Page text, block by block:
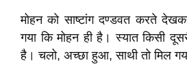
मोहन को साष्टांग दण्डवत करते
गया कि मोहन ही है। स्यात किसी
है। चलो, अच्छा हुआ, साथी तो मिल